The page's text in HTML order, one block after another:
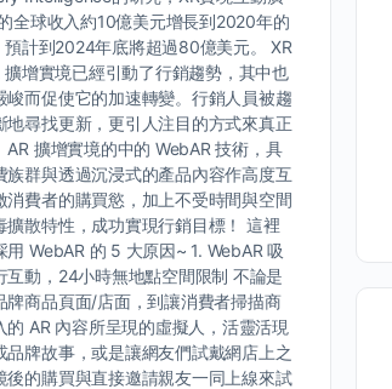
全球收入約10億美元增長到2020年的
預計到2024年底將超過80億美元。 XR
擴增實境已經引動了行銷趨勢，其中也
峻而促使它的加速轉變。行銷人員被趨
地尋找更新，更引人注目的方式來真正
AR 擴增實境的中的 WebAR 技術，具
族群與透過沉浸式的產品內容作高度互
消費者的購買慾，加上不受時間與空間
擴散特性，成功實現行銷目標！ 這裡
用 WebAR 的 5 大原因~ 1. WebAR 吸
互動，24小時無地點空間限制 不論是
牌商品頁面/店面，到讓消費者掃描商
的 AR 內容所呈現的虛擬人，活靈活現
品牌故事，或是讓網友們試戴網店上之
後的購買與直接邀請親友一同上線來試